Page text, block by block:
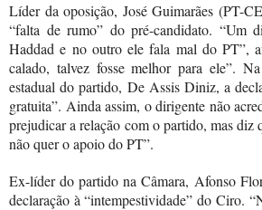
Líder da oposição, José Guimarães (PT-
“falta de rumo” do pré-candidato. “Um
Haddad e no outro ele fala mal do PT”,
calado, talvez fosse melhor para ele”.
estadual do partido, De Assis Diniz, a
gratuita”. Ainda assim, o dirigente não
prejudicar a relação com o partido, mas diz
não quer o apoio do PT”.
Ex-líder do partido na Câmara, Afonso
declaração à “intempestividade” do Ciro.